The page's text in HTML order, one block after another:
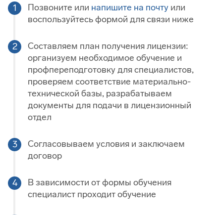
Позвоните или напишите на почту или
воспользуйтесь формой для связи ниже
Составляем план получения лицензии:
организуем необходимое обучение и
профпереподготовку для специалистов,
проверяем соответствие материально-
технической базы, разрабатываем
документы для подачи в лицензионный
отдел
Согласовываем условия и заключаем
договор
В зависимости от формы обучения
специалист проходит обучение